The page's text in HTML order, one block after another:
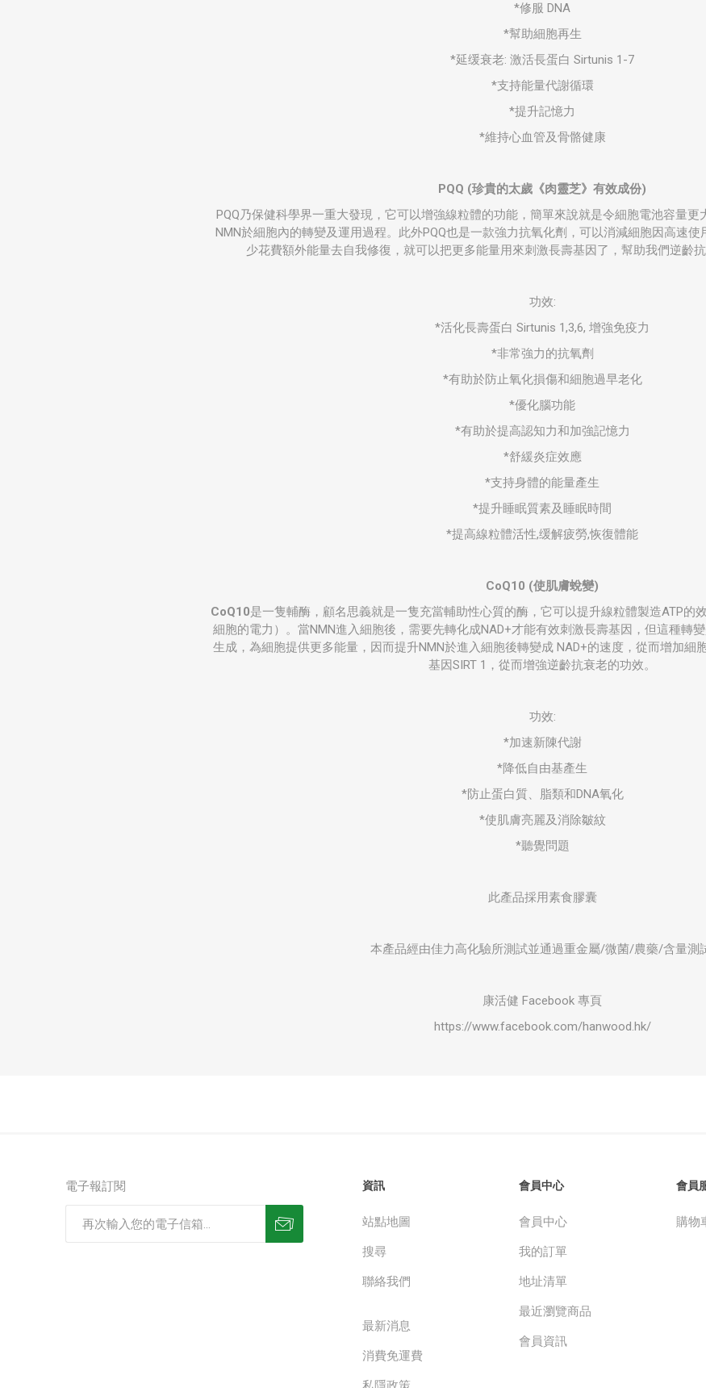
*修服 DNA
*幫助細胞再生
*延缓衰老: 激活長蛋白 Sirtunis 1-7
*支持能量代謝循環
*提升記憶力
*維持心血管及骨骼健康
PQQ (珍貴的太歲《肉靈芝》有效成份)
PQQ乃保健科學界一重大發現，它可以增強線粒體的功能，簡單來說就是令細胞電池容量
NMN於細胞內的轉變及運用過程。此外PQQ也是一款強力抗氧化劑，可以消減細胞因高速
少花費額外能量去自我修復，就可以把更多能量用來刺激長壽基因了，幫助我們逆齡抗
功效:
*活化長壽蛋白 Sirtunis 1,3,6, 增強免疫力
*非常強力的抗氧劑
*有助於防止氧化損傷和細胞過早老化
*優化腦功能
*有助於提高認知力和加強記憶力
*舒緩炎症效應
*支持身體的能量產生
*提升睡眠質素及睡眠時間
*提高線粒體活性,缓解疲勞,恢復體能
CoQ10 (使肌膚蛻變)
CoQ10是一隻輔酶，顧名思義就是一隻充當輔助性心質的酶，它可以提升線粒體製造ATP的
細胞的電力）。當NMN進入細胞後，需要先轉化成NAD+才能有效刺激長壽基因，但這種轉
生成，為細胞提供更多能量，因而提升NMN於進入細胞後轉變成 NAD+的速度，從而增加細
基因SIRT 1，從而增強逆齡抗衰老的功效。
功效:
*加速新陳代謝
*降低自由基產生
*防止蛋白質、脂類和DNA氧化
*使肌膚亮麗及消除皺紋
*聽覺問題
此產品採用素食膠囊
本產品經由佳力高化驗所測試並通過重金屬/微菌/農藥/含量測
康活健 Facebook 專頁
https://www.facebook.com/hanwood.hk/
電子報訂閱 資訊
站點地圖
搜尋
聯絡我們
最新消息
消費免運費
會員中心
會員中心
我的訂單
地址清單
最近瀏覽商品
會員資訊
會員
購物